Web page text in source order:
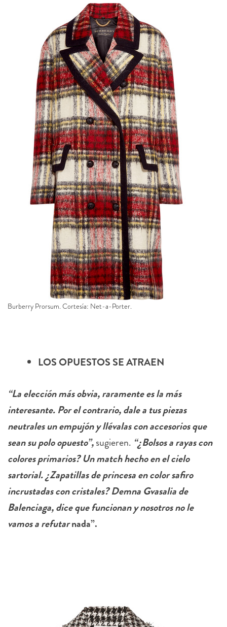
Burberry Prorsum. Cortesía: Net-a-Porter.
LOS OPUESTOS SE ATRAEN
“La elección más obvia, raramente es la más
interesante. Por el contrario, dale a tus piezas
neutrales un empujón y llévalas con accesorios que
sean su polo opuesto”,sugieren. “¿Bolsos a rayas con
colores primarios? Un match hecho en el cielo
sartorial. ¿Zapatillas de princesa en color safiro
incrustadas con cristales? Demna Gvasalia de
Balenciaga, dice que funcionan y nosotros no le
vamos a refutarnada”.